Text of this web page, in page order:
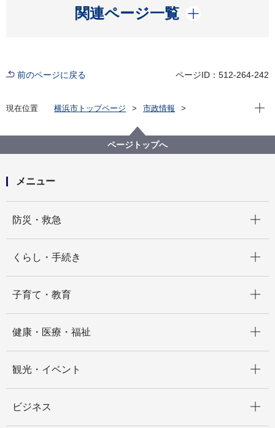
関連ページ一覧
開く
前のページに戻る ページID：512-264-242
現在位置 横浜市トップページ
市政情報
すい臓がん早期発見！市民講演会【第１弾】を開催し
ます！
現在
ページトップへ
メニュー
防災・救急
くらし・手続き
子育て・教育
健康・医療・福祉
観光・イベント
ビジネス